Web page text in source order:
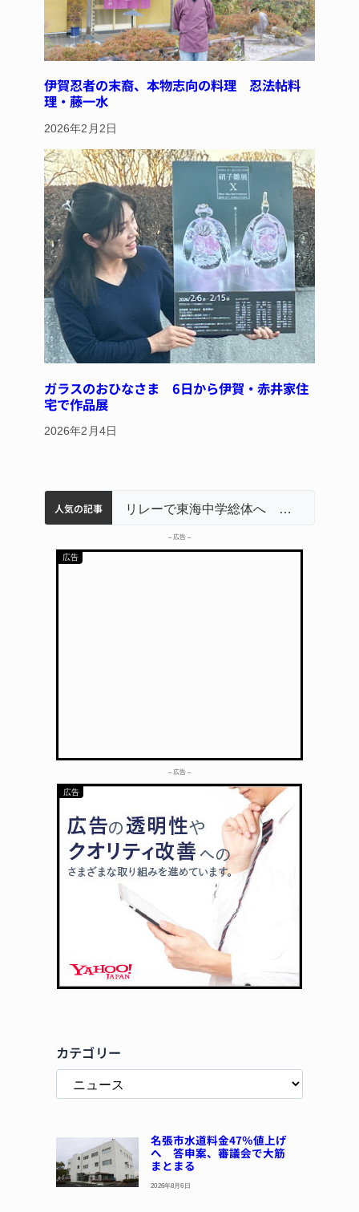
伊賀忍者の末裔、本物志向の料理 忍法帖料
理・藤一水
2026年2月2日
ガラスのおひなさま 6日から伊賀・赤井家住
宅で作品展
2026年2月4日
人気の記事
中学校の陶壁モニュメント 地元建設会社がボランティアで清掃 伊賀
名張市立病院のDMAT、熊本地震の被災地へ 能登以来3回目の派遣
【インターハイ⑨】ソフトテニス ミス減らし上位狙う 近大高専
リレーで東海中学総体へ 伊賀・名張 名張市、給食センター整備へ実施計画案 14小学校集約の年次計画も
– 広告 –
– 広告 –
カテゴリー
名張市水道料金47％値上げ
へ 答申案、審議会で大筋
まとまる
2026年8月6日